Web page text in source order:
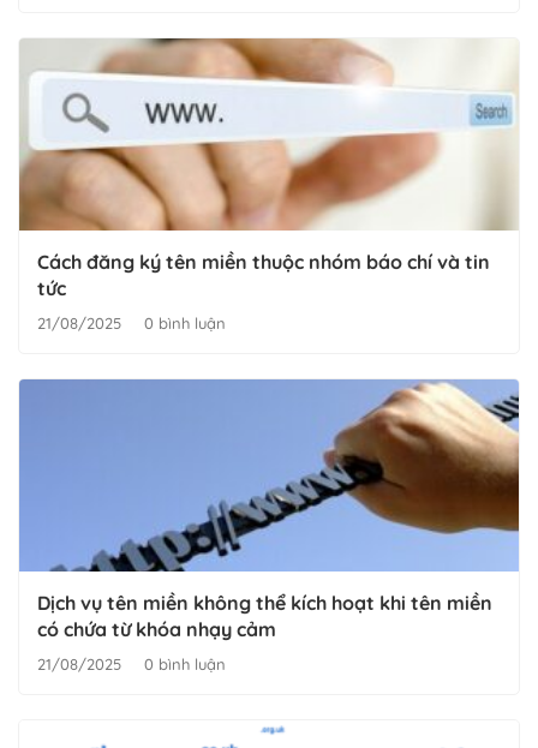
Cách đăng ký tên miền thuộc nhóm báo chí và tin
tức
21/08/2025 0 bình luận
Dịch vụ tên miền không thể kích hoạt khi tên miền
có chứa từ khóa nhạy cảm
21/08/2025 0 bình luận